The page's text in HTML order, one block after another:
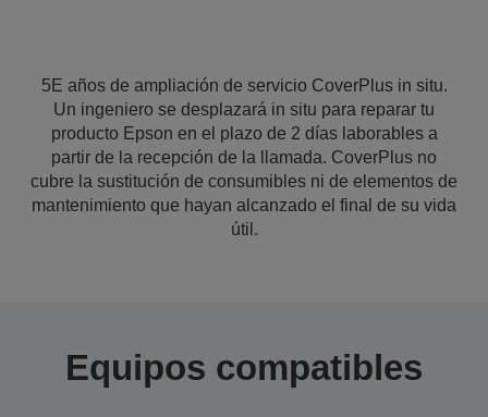
5E años de ampliación de servicio CoverPlus in situ.
Un ingeniero se desplazará in situ para reparar tu
producto Epson en el plazo de 2 días laborables a
partir de la recepción de la llamada. CoverPlus no
cubre la sustitución de consumibles ni de elementos de
mantenimiento que hayan alcanzado el final de su vida
útil.
Equipos compatibles